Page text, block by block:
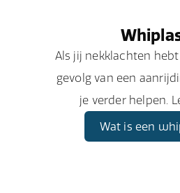
Als jij nekklachten
gevolg van een
je verder helpen.
Wat is een